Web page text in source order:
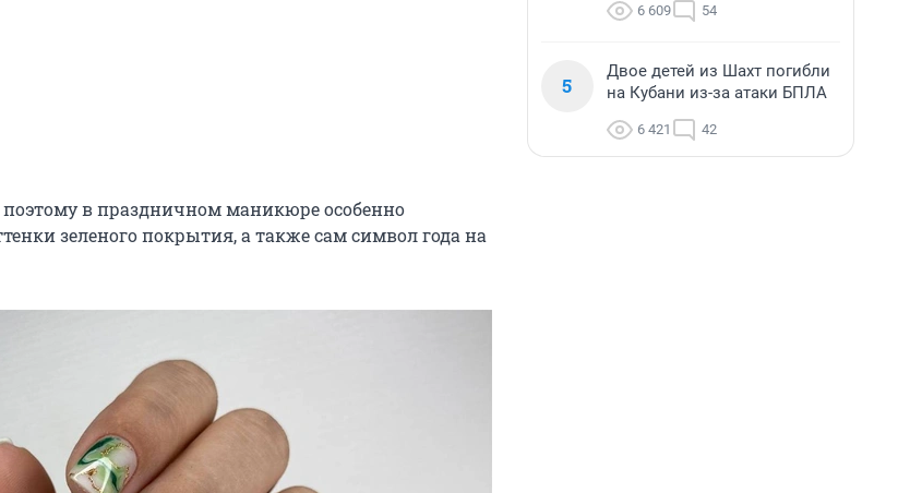
поэтому в праздничном маникюре особенно
зеленого покрытия, а также сам символ года на
6 609 54
5
Двое детей из Шахт погибли
на Кубани из-за атаки БПЛА
6 421 42